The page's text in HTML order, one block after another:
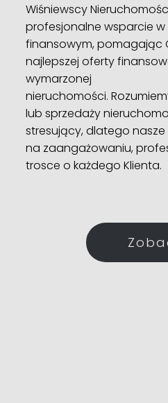
Wiśniewscy
profesjonalne wsparcie
finansowym, pomagając
najlepszej oferty
wymarzonej
nieruchomości.
lub sprzedaży
stresujący, dlatego
na zaangażowaniu,
trosce o każdego Klienta.